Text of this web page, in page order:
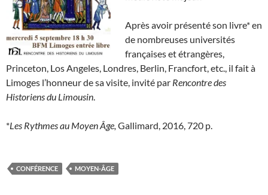
Après avoir présenté son livre* en
de nombreuses universités
françaises et étrangères,
Princeton, Los Angeles, Londres, Berlin, Francfort, etc., il fait à
Limoges l’honneur de sa visite, invité par Rencontre des
Historiens du Limousin
*Les Rythmes au Moyen Âge, Gallimard, 2016, 720 p.
CONFÉRENCE MOYEN-ÂGE